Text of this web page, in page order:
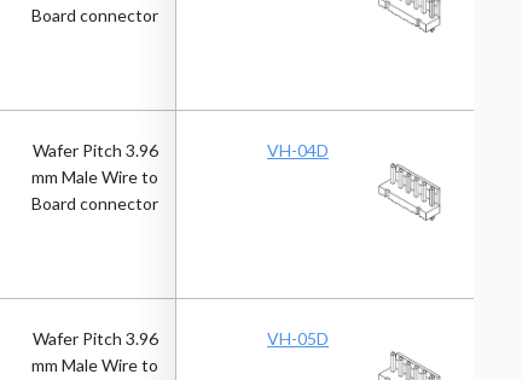
Board connector
VH-04D
Wafer Pitch 3.96
mm Male Wire to
Board connector
VH-05D
Wafer Pitch 3.96
mm Male Wire to